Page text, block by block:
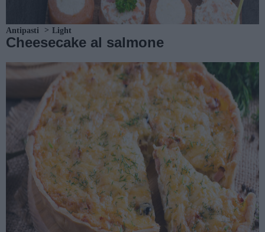
Antipasti Light
Cheesecake al salmone